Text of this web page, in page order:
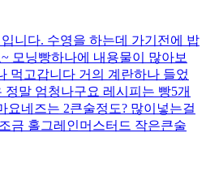
니다. 수영을 하는데 가기전에 밥
모닝빵하나에 내용물이 많아보
먹고갑니다 거의 계란하나 들었
말 엄청나구요 레시피는 빵5개
요네즈는 2큰술정도? 많이넣는걸
금 홀그레인머스터드 작은큰술